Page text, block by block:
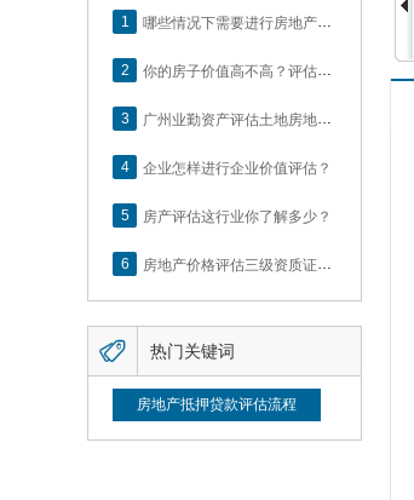
1 哪些情况下需要进行房地产评估？
2 你的房子价值高不高？评估这5个方面就知道了
3 广州业勤资产评估土地房地产估价有限公司网站正式上线！
4 企业怎样进行企业价值评估？
5 房产评估这行业你了解多少？
6 房地产价格评估三级资质证书申办？你了解么？
 热门关键词
房地产抵押贷款评估流程